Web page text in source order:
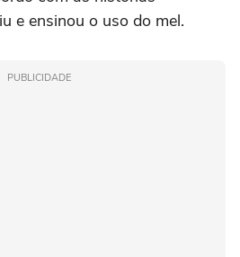
e ensinou o uso do mel.
PUBLICIDADE